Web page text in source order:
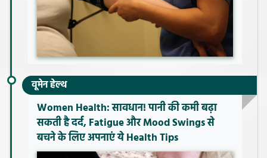
वूमेन हेल्थ
Women Health: सावधान! पानी की कमी बढ़ा
सकती है दर्द, Fatigue और Mood Swings से
बचने के लिए अपनाएं ये Health Tips